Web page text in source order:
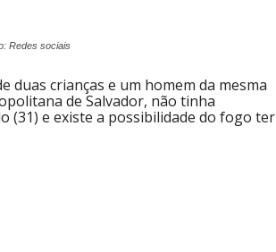
Redes sociais
duas crianças e um homem da mesma
de Salvador, não tinha
(31) e existe a possibilidade do fogo ter